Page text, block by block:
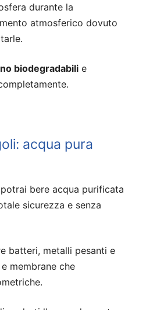
durante la
atmosferico dovuto
biodegradabili e
acqua pura
potrai bere acqua purificata
sicurezza e senza
batteri, metalli pesanti e
membrane che